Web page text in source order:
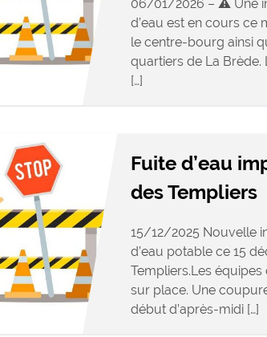
06/01/2026 – ⚠️ Une
d’eau est en cours ce
le centre-bourg ainsi
quartiers de La
[…]
Fuite d’eau
des Templiers
15/12/2025 Nouvelle
d’eau potable ce 15
Templiers.Les
sur place. Une
début d’après-midi […]